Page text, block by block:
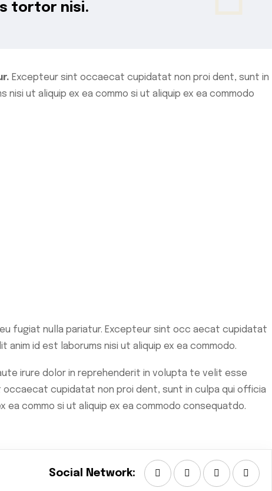
tortor nisi.
Excepteur sint occaecat cupidatat non proi dent, sunt in
ut aliquip ex ea commo si ut aliquip ex ea commodo
fugiat nulla pariatur. Excepteur sint occ aecat cupidatat
id est laborums nisi ut aliquip ex ea commodo.
irure dolor in reprehenderit in volupta te velit esse
cupidatat non proi dent, sunt in culpa qui officia
ea commo si ut aliquip ex ea commodo consequatdo.
Social Network: